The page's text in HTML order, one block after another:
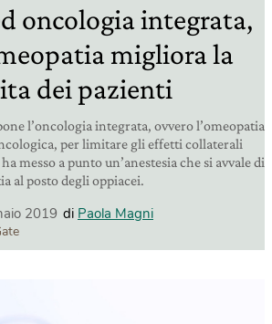
oncologia integrata,
migliora la
dei pazienti
l’oncologia integrata, ovvero l’omeopatia
per limitare gli effetti collaterali
messo a punto un’anestesia che si avvale di
al posto degli oppiacei.
2019 di Paola Magni